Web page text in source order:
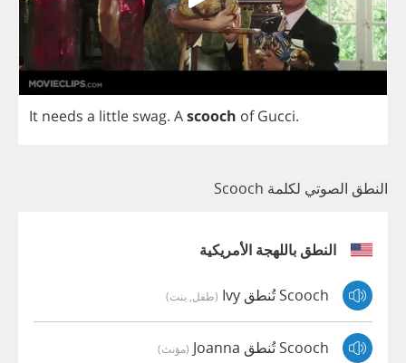
It needs a little swag. Ascooch of Gucci.
النطق الصوتي لكلمة Scooch
النطق باللهجة الأمريكية
Scooch تُنطق Ivy (طفل, بنت)
Scooch تُنطق Joanna (مؤنث)